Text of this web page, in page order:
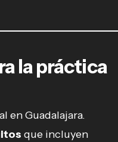
la práctica
en Guadalajara.
que incluyen